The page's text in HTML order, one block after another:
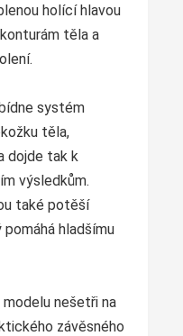
holící hlavou
těla a
systém
těla,
dojde tak k
výsledkům.
také potěší
hladšímu
nešetři na
závěsného